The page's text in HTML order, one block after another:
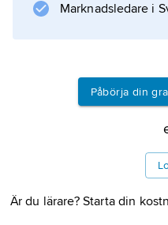
Marknadsledare i
Påbörja din
Är du lärare? Starta din